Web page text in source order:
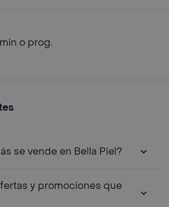
o prog.
se vende en Bella Piel?
y promociones que